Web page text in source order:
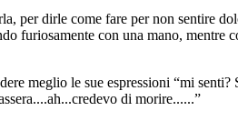
per dirle come fare per non sentire
furiosamente con una mano, mentre
meglio le sue espressioni “mi
di morire......”